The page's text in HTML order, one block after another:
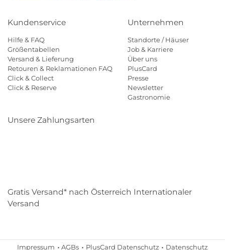
Kundenservice
Hilfe & FAQ
Größentabellen
Versand & Lieferung
Retouren & Reklamationen FAQ
Click & Collect
Click & Reserve
Unternehmen
Standorte / Häuser
Job & Karriere
Über uns
PlusCard
Presse
Newsletter
Gastronomie
Unsere Zahlungsarten
Gratis Versand* nach Österreich Internationaler
Versand
Impressum AGBs PlusCard Datenschutz Datenschutz